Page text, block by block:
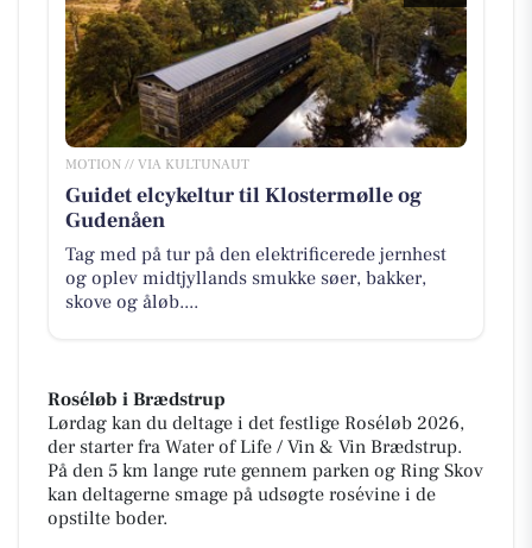
MOTION // VIA KULTUNAUT
Guidet elcykeltur til Klostermølle og
Gudenåen
Tag med på tur på den elektrificerede jernhest
og oplev midtjyllands smukke søer, bakker,
skove og åløb....
Roséløb i Brædstrup
Lørdag kan du deltage i det festlige Roséløb 2026,
der starter fra Water of Life / Vin & Vin Brædstrup.
På den 5 km lange rute gennem parken og Ring Skov
kan deltagerne smage på udsøgte rosévine i de
opstilte boder.